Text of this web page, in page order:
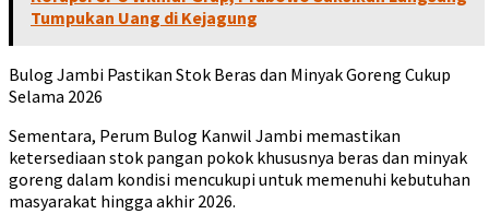
Tumpukan Uang di Kejagung
Bulog Jambi Pastikan Stok Beras dan Minyak Goreng Cukup
Selama 2026
Sementara, Perum Bulog Kanwil Jambi memastikan
ketersediaan stok pangan pokok khususnya beras dan minyak
goreng dalam kondisi mencukupi untuk memenuhi kebutuhan
masyarakat hingga akhir 2026.